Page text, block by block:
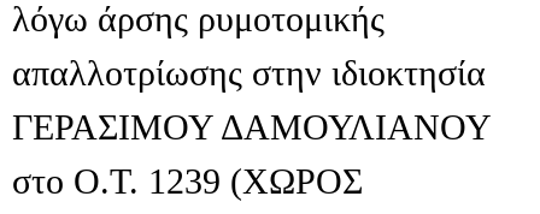
λόγω άρσης ρυμοτομικής
απαλλοτρίωσης στην ιδιοκτησία
ΓΕΡΑΣΙΜΟΥ ΔΑΜΟΥΛΙΑΝΟΥ
στο Ο.Τ. 1239 (ΧΩΡΟΣ